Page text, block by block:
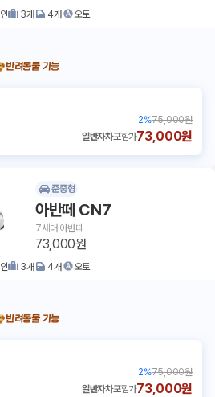
인 3개 4개 오토
반려동물 가능
2%75,000원
일반자차포함가73,000원
준중형
아반떼 CN7
7세대 아반떼
73,000원
인 3개 4개 오토
반려동물 가능
2%75,000원
일반자차포함가73,000원